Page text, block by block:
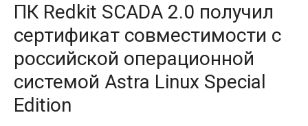
ПК Redkit SCADA 2.0 получил
сертификат совместимости с
российской операционной
системой Astra Linux Special
Edition